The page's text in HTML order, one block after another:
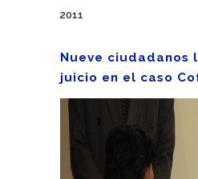
2011
Nueve ciudadanos
juicio en el caso